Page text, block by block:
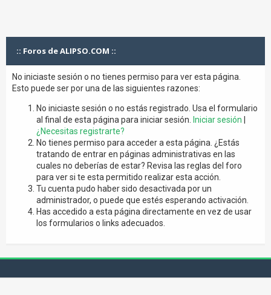
:: Foros de ALIPSO.COM ::
No iniciaste sesión o no tienes permiso para ver esta página.
Esto puede ser por una de las siguientes razones:
No iniciaste sesión o no estás registrado. Usa el formulario
al final de esta página para iniciar sesión.
Iniciar sesión
¿Necesitas registrarte?
No tienes permiso para acceder a esta página. ¿Estás
tratando de entrar en páginas administrativas en las
cuales no deberías de estar? Revisa las reglas del foro
para ver si te esta permitido realizar esta acción.
Tu cuenta pudo haber sido desactivada por un
administrador, o puede que estés esperando activación.
Has accedido a esta página directamente en vez de usar
los formularios o links adecuados.